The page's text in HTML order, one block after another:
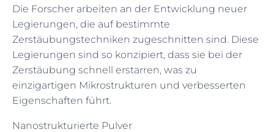
Die Forscher arbeiten an der Entwicklung neuer
Legierungen, die auf bestimmte
Zerstäubungstechniken zugeschnitten sind. Diese
Legierungen sind so konzipiert, dass sie bei der
Zerstäubung schnell erstarren, was zu
einzigartigen Mikrostrukturen und verbesserten
Eigenschaften führt.
Nanostrukturierte Pulver